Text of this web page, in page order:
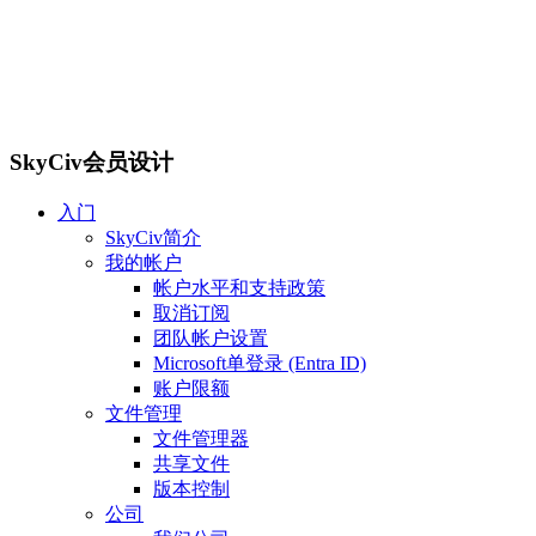
SkyCiv会员设计
入门
SkyCiv简介
我的帐户
帐户水平和支持政策
取消订阅
团队帐户设置
Microsoft单登录 (Entra ID)
账户限额
文件管理
文件管理器
共享文件
版本控制
公司